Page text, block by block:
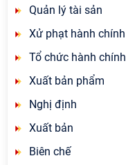
Quản lý tài sản
Xử phạt hành chính
Tổ chức hành chính
Xuất bản phẩm
Nghị định
Xuất bản
Biên chế